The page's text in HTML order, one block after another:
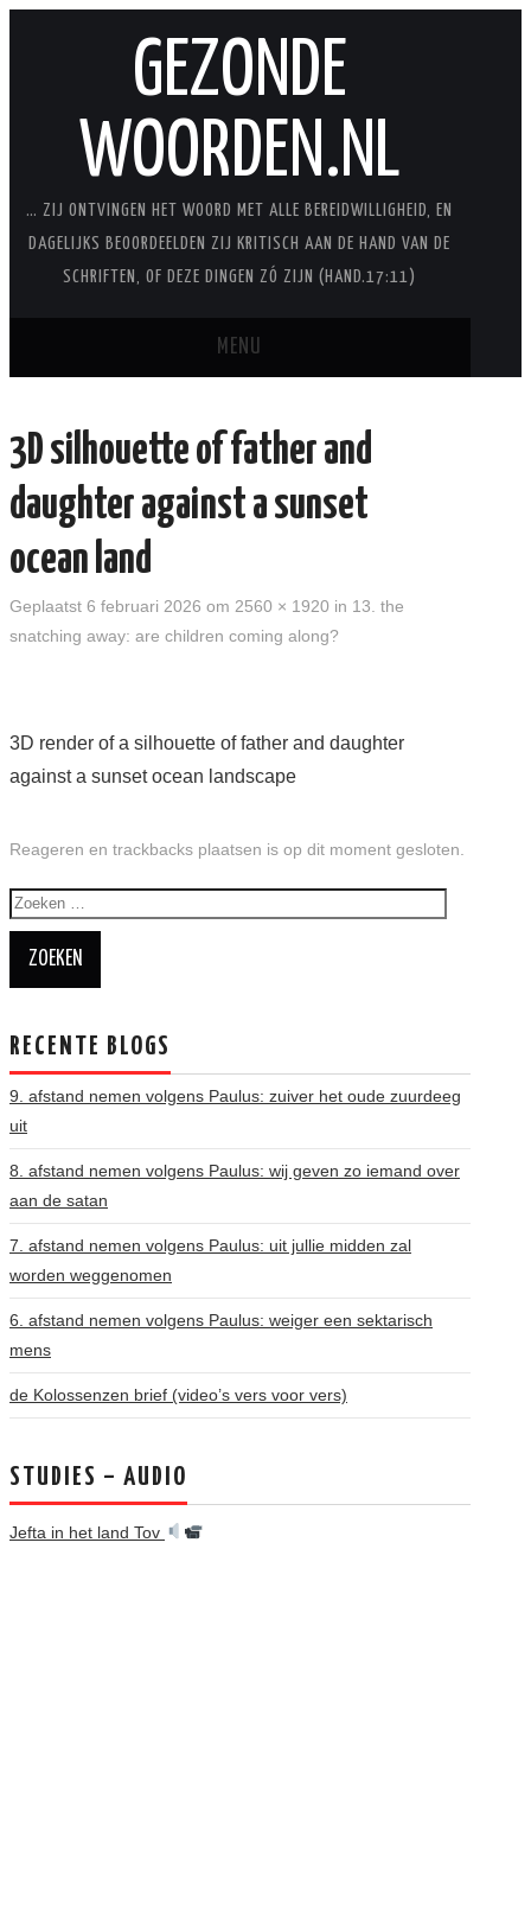
GEZONDE
WOORDEN.NL
… ZIJ ONTVINGEN HET WOORD MET ALLE BEREIDWILLIGHEID, EN
DAGELIJKS BEOORDEELDEN ZIJ KRITISCH AAN DE HAND VAN DE
SCHRIFTEN, OF DEZE DINGEN ZÓ ZIJN (HAND.17:11)
MENU
STUDIES
STUDIESERIES
ABC
WIE BEN IK? + CONTACT
ENGLISH SERIES
3D silhouette of father and
daughter against a sunset
ocean land
Geplaatst 6 februari 2026 om 2560 × 1920 in 13. the
snatching away: are children coming along?
3D render of a silhouette of father and daughter
against a sunset ocean landscape
Reageren en trackbacks plaatsen is op dit moment gesloten.
RECENTE BLOGS
9. afstand nemen volgens Paulus: zuiver het oude zuurdeeg
uit
8. afstand nemen volgens Paulus: wij geven zo iemand over
aan de satan
7. afstand nemen volgens Paulus: uit jullie midden zal
worden weggenomen
6. afstand nemen volgens Paulus: weiger een sektarisch
mens
de Kolossenzen brief (video’s vers voor vers)
STUDIES – AUDIO
Jefta in het land Tov